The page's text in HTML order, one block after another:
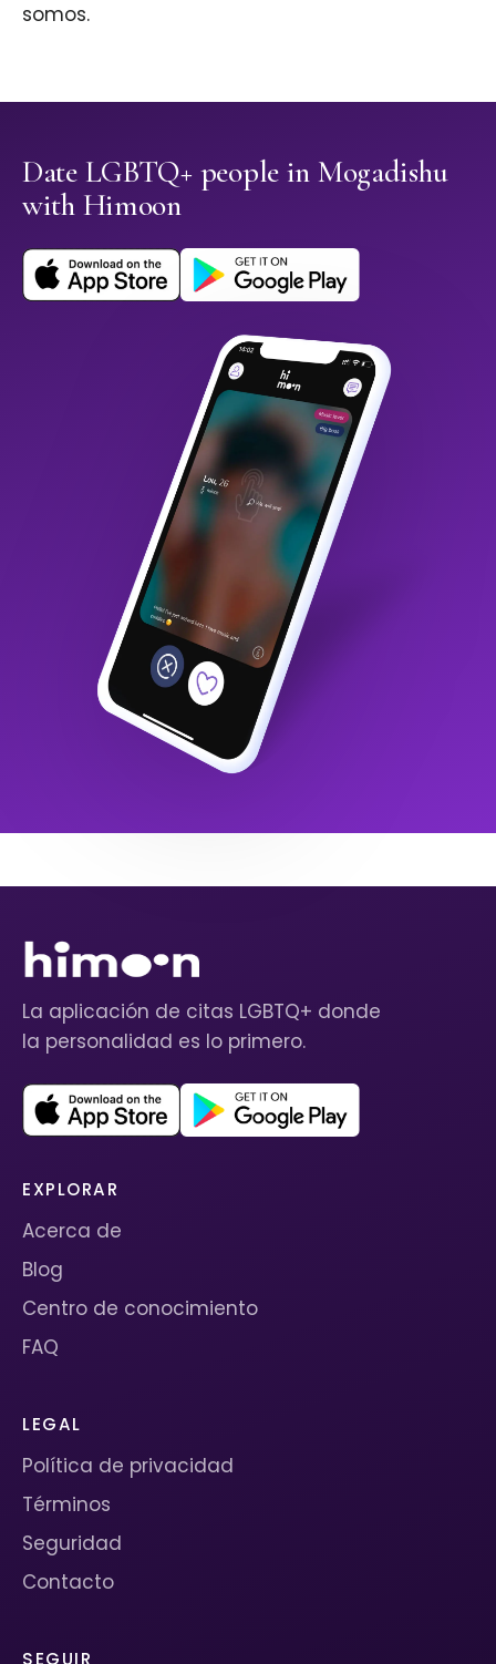
somos.
Date LGBTQ+ people in Mogadishu
with Himoon
La aplicación de citas LGBTQ+ donde
la personalidad es lo primero.
EXPLORAR
Acerca de
Blog
Centro de conocimiento
FAQ
LEGAL
Política de privacidad
Términos
Seguridad
Contacto